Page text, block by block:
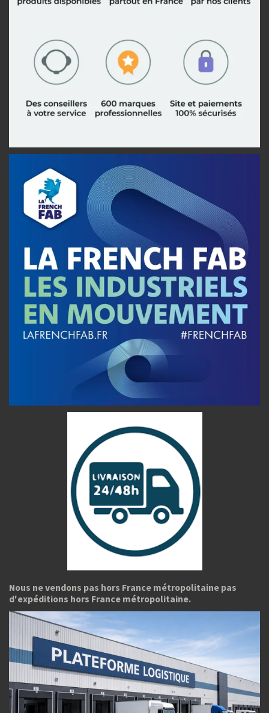
Nous ne vendons pas hors France métropolitaine pas
d'expéditions hors France métropolitaine.